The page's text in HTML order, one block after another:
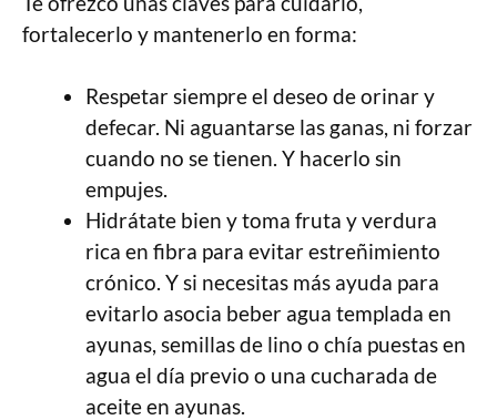
fortalecerlo y mantenerlo en forma:
Respetar siempre el deseo de orinar y
defecar. Ni aguantarse las ganas, ni forzar
cuando no se tienen. Y hacerlo sin
empujes.
Hidrátate bien y toma fruta y verdura
rica en fibra para evitar estreñimiento
crónico. Y si necesitas más ayuda para
evitarlo asocia beber agua templada en
ayunas, semillas de lino o chía puestas en
agua el día previo o una cucharada de
aceite en ayunas.